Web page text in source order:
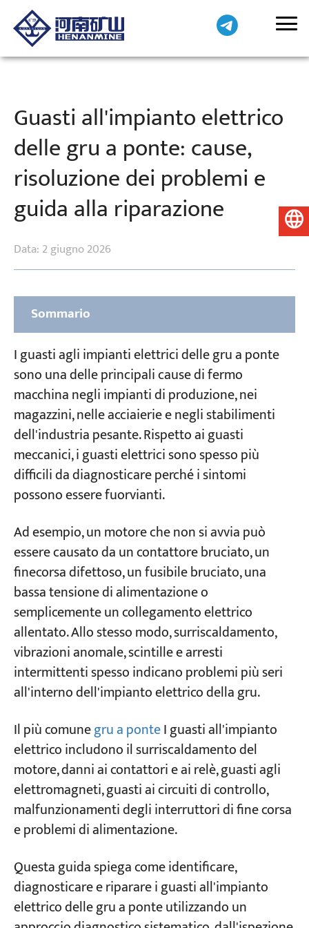
Progetti
Blog
Notizie
Applicazioni
Contattaci
Guasti all'impianto elettrico
delle gru a ponte: cause,
risoluzione dei problemi e
guida alla riparazione
Data: 2 giugno 2026
Sommario
elettrico delle gru a ponte
1. Guasti ai motori a corrente alternata
2. Guasti agli elettromagneti in corrente
alternata
3. Guasti ai contattori e ai relè CA
4. Guasti all'elettromagnete idraulico
(propulsore)
Parte 2: Guasti ai sistemi di controllo e ai
circuiti
1. Interruttore a coltello della scatola di
protezione chiuso → Il fusibile del circuito di
controllo si brucia
2. Il relè di sovracorrente scatta quando il
controller è in funzione
3. Il contattore principale si innesta → Il
4. Il controller è innestato ma il motore non
ruota.
5. Controller attivato → Il motore gira in una
sola direzione
6. Finecorsa attivato → Il contattore
7. Il controller è tornato in posizione Off → Il
contattore principale non si disinnesta
8. La maniglia del controller si è bloccata
I guasti agli impianti elettrici delle gru a ponte
sono una delle principali cause di fermo
macchina negli impianti di produzione, nei
magazzini, nelle acciaierie e negli stabilimenti
dell'industria pesante. Rispetto ai guasti
meccanici, i guasti elettrici sono spesso più
difficili da diagnosticare perché i sintomi
possono essere fuorvianti.
Ad esempio, un motore che non si avvia può
essere causato da un contattore bruciato, un
finecorsa difettoso, un fusibile bruciato, una
bassa tensione di alimentazione o
semplicemente un collegamento elettrico
allentato. Allo stesso modo, surriscaldamento,
vibrazioni anomale, scintille e arresti
intermittenti spesso indicano problemi più seri
all'interno dell'impianto elettrico della gru.
Il più comunegru a ponteI guasti all'impianto
elettrico includono il surriscaldamento del
motore, danni ai contattori e ai relè, guasti agli
elettromagneti, guasti ai circuiti di controllo,
malfunzionamenti degli interruttori di fine corsa
e problemi di alimentazione.
Questa guida spiega come identificare,
diagnosticare e riparare i guasti all'impianto
elettrico delle gru a ponte utilizzando un
Italiano